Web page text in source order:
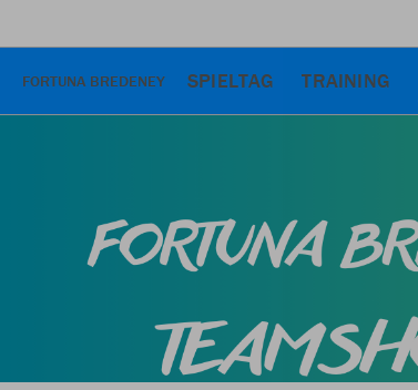
FORTUNA BREDENEY SPIELTAG TRAINING